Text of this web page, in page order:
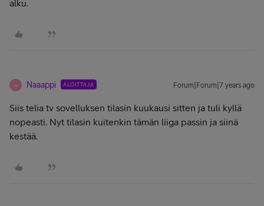
alku.
N Naaappi ALOITTAJA Forum|Forum|7 years ago
Siis telia tv sovelluksen tilasin kuukausi sitten ja tuli kyllä
nopeasti. Nyt tilasin kuitenkin tämän liiga passin ja siinä
kestää.